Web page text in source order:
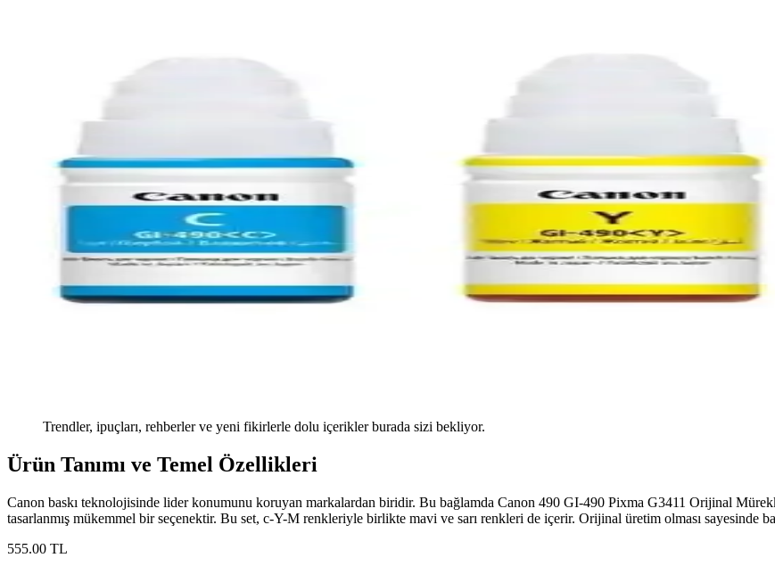
Trendler, ipuçları, rehberler ve yeni fikirlerle dolu içerikler burada sizi bekliyor.
Ürün Tanımı ve Temel Özellikleri
Canon baskı teknolojisinde lider konumunu koruyan markalardan biridir. Bu bağlamda Canon 490 GI-490 Pixma G3411 Orijinal
tasarlanmış mükemmel bir seçenektir. Bu set, c-Y-M renkleriyle birlikte mavi ve sarı renkleri de içerir. Orijinal üretim olması sayesinde
555.00 TL